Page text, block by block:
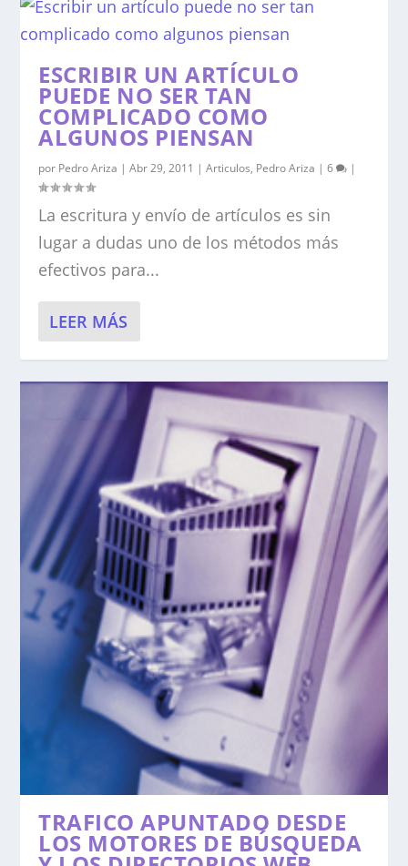
ESCRIBIR UN ARTÍCULO
PUEDE NO SER TAN
COMPLICADO COMO
ALGUNOS PIENSAN
por Pedro Ariza |Abr 29, 2011 |Articulos, Pedro Ariza |6 |
La escritura y envío de artículos es sin
lugar a dudas uno de los métodos más
efectivos para...
LEER MÁS
TRAFICO APUNTADO DESDE
LOS MOTORES DE BÚSQUEDA